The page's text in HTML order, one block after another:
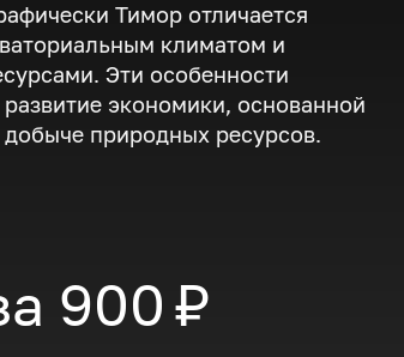
Тимор отличается
климатом и
Эти особенности
экономики, основанной
добыче природных ресурсов.
900 ₽